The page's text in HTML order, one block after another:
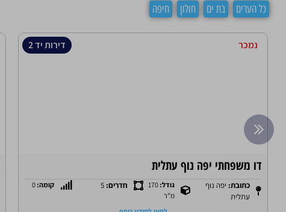
כל הערים בת ים חולון חיפה
דירות יד 2 נמכר
דו משפחתי למכירה שכונת השדות
כתובת: שכונת
השדות, עתלית
גודל:250
מ"ר
חדרים:6 קומה:0